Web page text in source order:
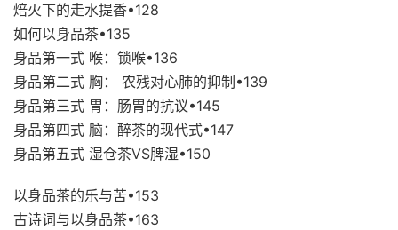
焙火下的走水提香•128
如何以身品茶•135
身品第一式 喉：锁喉•136
身品第二式 胸： 农残对心肺的抑制•139
身品第三式 胃：肠胃的抗议•145
身品第四式 脑：醉茶的现代式•147
身品第五式 湿仓茶VS脾湿•150
以身品茶的乐与苦•153
古诗词与以身品茶•163